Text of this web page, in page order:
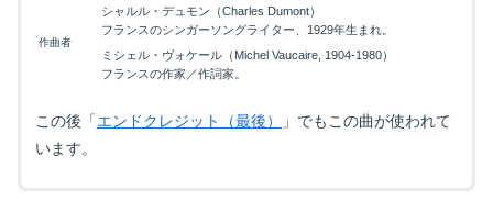
作曲者
シャルル・デュモン（Charles Dumont）
フランスのシンガーソングライター、1929年生まれ。
ミシェル・ヴォケール（Michel Vaucaire, 1904-1980）
フランスの作家／作詞家。
この後「エンドクレジット（最後）
」でもこの曲が使われて
います。